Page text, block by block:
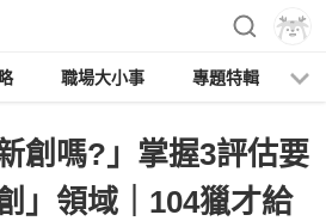
職場大小事 專題特輯
創嗎?」掌握3評估要
」領域｜104獵才給